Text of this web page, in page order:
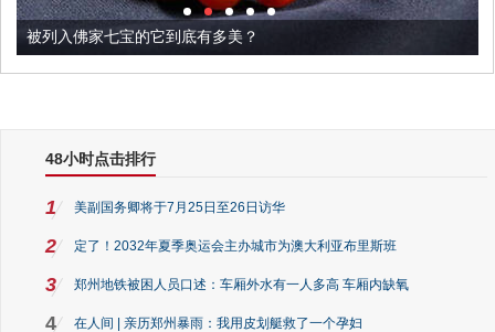
被列入佛家七宝的它到底有多美？
48小时点击排行
1 美副国务卿将于7月25日至26日访华
2 定了！2032年夏季奥运会主办城市为澳大利亚布里斯班
3 郑州地铁被困人员口述：车厢外水有一人多高 车厢内缺氧
4 在人间 | 亲历郑州暴雨：我用皮划艇救了一个孕妇